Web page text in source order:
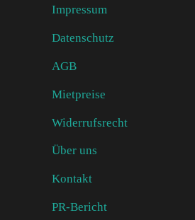
Impressum
Datenschutz
AGB
Mietpreise
Widerrufsrecht
Über uns
Kontakt
PR-Bericht